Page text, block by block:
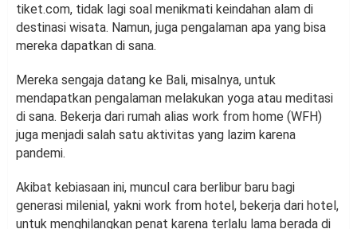
tiket.com, tidak lagi soal menikmati keindahan alam di
destinasi wisata. Namun, juga pengalaman apa yang bisa
mereka dapatkan di sana.
Mereka sengaja datang ke Bali, misalnya, untuk
mendapatkan pengalaman melakukan yoga atau meditasi
di sana. Bekerja dari rumah alias work from home (WFH)
juga menjadi salah satu aktivitas yang lazim karena
pandemi.
Akibat kebiasaan ini, muncul cara berlibur baru bagi
generasi milenial, yakni work from hotel, bekerja dari hotel,
untuk menghilangkan penat karena terlalu lama berada di